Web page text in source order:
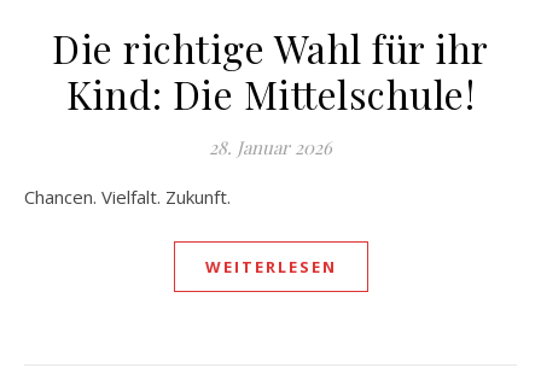
Die richtige Wahl für ihr
Kind: Die Mittelschule!
28. Januar 2026
Chancen. Vielfalt. Zukunft.
WEITERLESEN